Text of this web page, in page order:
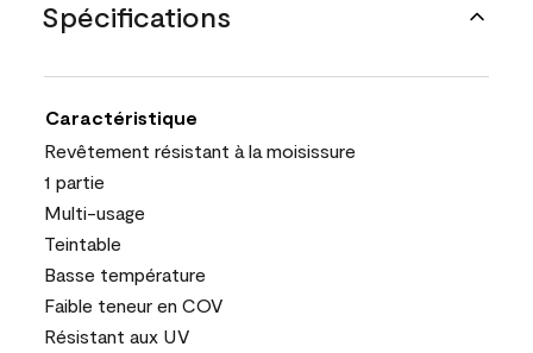
Spécifications
Caractéristique
Revêtement résistant à la moisissure
1 partie
Multi-usage
Teintable
Basse température
Faible teneur en COV
Résistant aux UV